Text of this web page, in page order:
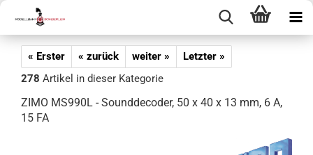
« Erster « zurück weiter »
Letzter »
278 Artikel in dieser Kategorie
ZIMO MS990L - Sounddecoder, 50 x 40 x 13 mm, 6 A,
15 FA